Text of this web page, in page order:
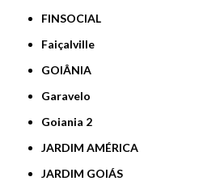
FINSOCIAL
Faiçalville
GOIÂNIA
Garavelo
Goiania 2
JARDIM AMÉRICA
JARDIM GOIÁS